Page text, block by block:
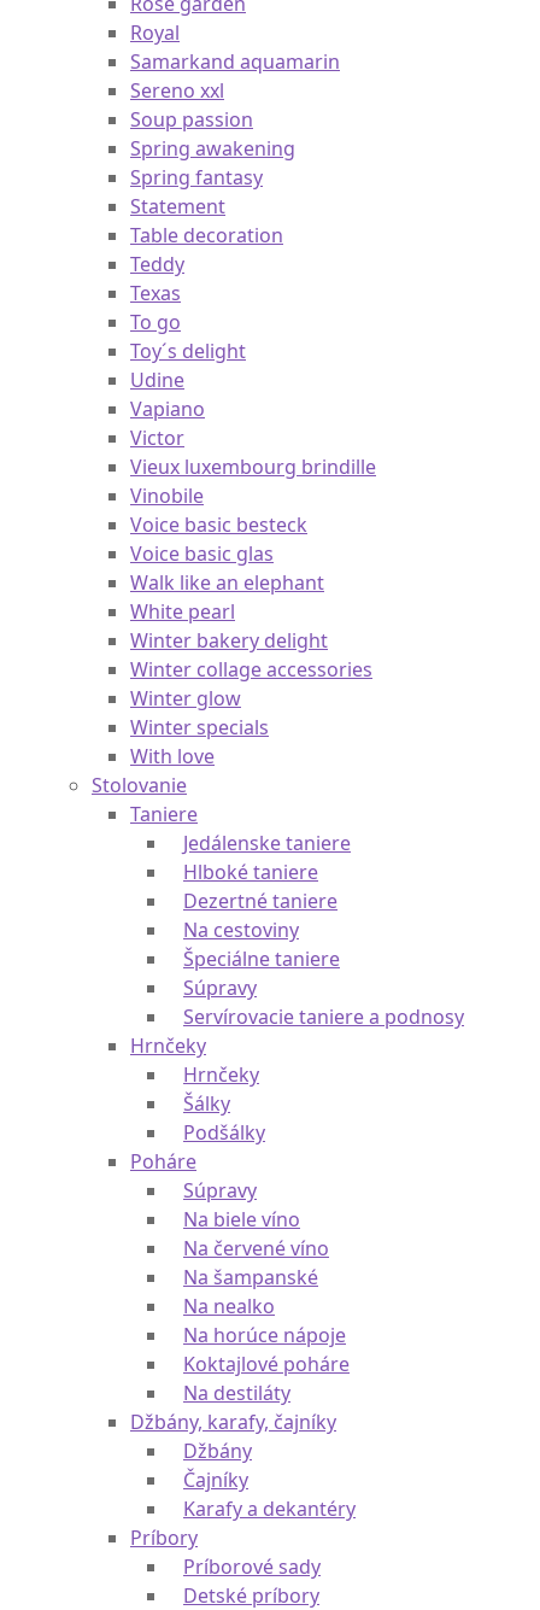
Royal
Samarkand aquamarin
Sereno xxl
Soup passion
Spring awakening
Spring fantasy
Statement
Table decoration
Teddy
Texas
To go
Toy´s delight
Udine
Vapiano
Victor
Vieux luxembourg brindille
Vinobile
Voice basic besteck
Voice basic glas
Walk like an elephant
White pearl
Winter bakery delight
Winter collage accessories
Winter glow
Winter specials
With love
Stolovanie
Taniere
Jedálenske taniere
Hlboké taniere
Dezertné taniere
Na cestoviny
Špeciálne taniere
Súpravy
Servírovacie taniere a podnosy
Hrnčeky
Hrnčeky
Šálky
Podšálky
Poháre
Súpravy
Na biele víno
Na červené víno
Na šampanské
Na nealko
Na horúce nápoje
Koktajlové poháre
Na destiláty
Džbány, karafy, čajníky
Džbány
Čajníky
Karafy a dekantéry
Príbory
Príborové sady
Detské príbory